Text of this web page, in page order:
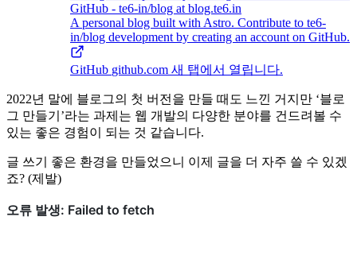
GitHub - te6-in/blog at blog.te6.in
A personal blog built with Astro. Contribute to te6-
in/blog development by creating an account on GitHub.
GitHub github.com 새 탭에서 열립니다.
2022년 말에 블로그의 첫 버전을 만들 때도 느낀 거지만 ‘블로
그 만들기’라는 과제는 웹 개발의 다양한 분야를 건드려볼 수
있는 좋은 경험이 되는 것 같습니다.
글 쓰기 좋은 환경을 만들었으니 이제 글을 더 자주 쓸 수 있겠
죠? (제발)